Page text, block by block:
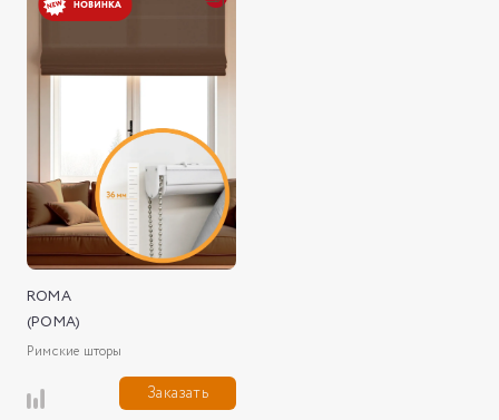
ROMA
(РОМА)
Римские шторы
Заказать